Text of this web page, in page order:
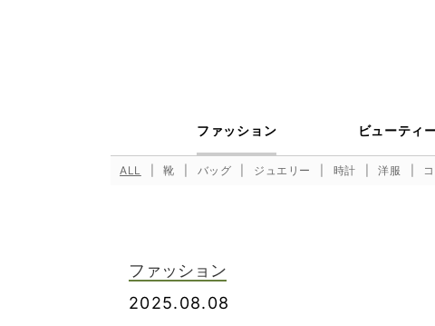
ファッション ビューティ
ALL 靴 バッグ ジュエリー 時計 洋服
ファッション
2025.08.08